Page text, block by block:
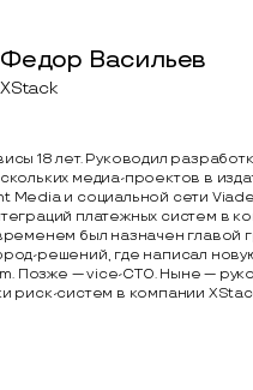
Федор Васильев
XStack
18 лет. Руководил
медиа-проектов в
и социальной сети
платежных систем в
был назначен главой
решений, где написал
Позже — vice-CTO. Ныне —
риск-систем в компании